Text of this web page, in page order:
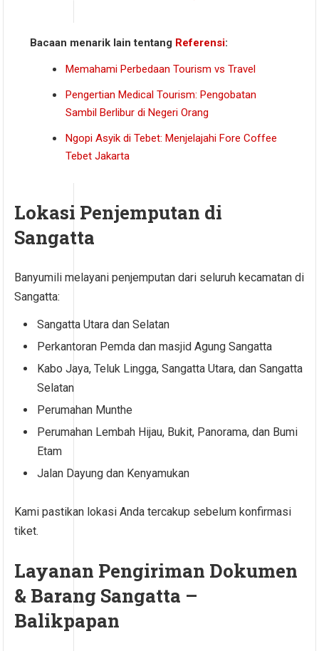
Bacaan menarik lain tentang Referensi:
Memahami Perbedaan Tourism vs Travel
Pengertian Medical Tourism: Pengobatan
Sambil Berlibur di Negeri Orang
Ngopi Asyik di Tebet: Menjelajahi Fore Coffee
Tebet Jakarta
Lokasi Penjemputan di
Sangatta
Banyumili melayani penjemputan dari seluruh kecamatan di
Sangatta:
Sangatta Utara dan Selatan
Perkantoran Pemda dan masjid Agung Sangatta
Kabo Jaya, Teluk Lingga, Sangatta Utara, dan Sangatta
Selatan
Perumahan Munthe
Perumahan Lembah Hijau, Bukit, Panorama, dan Bumi
Etam
Jalan Dayung dan Kenyamukan
Kami pastikan lokasi Anda tercakup sebelum konfirmasi
tiket.
Layanan Pengiriman Dokumen
& Barang Sangatta –
Balikpapan